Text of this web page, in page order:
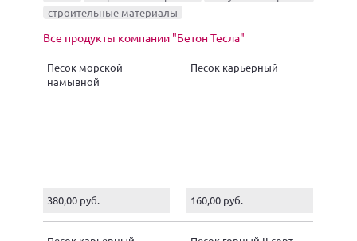
строительные материалы
Все продукты компании "Бетон Тесла"
Песок морской
намывной
380,00 руб.
Песок карьерный
160,00 руб.